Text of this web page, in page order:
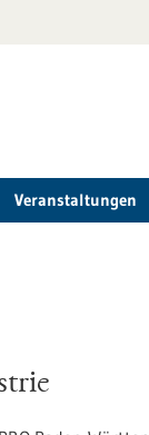
Veranstaltungen